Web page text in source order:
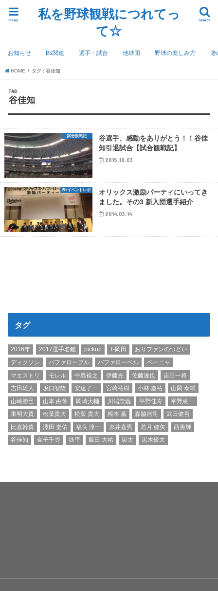
私を野球観戦につれてっ
て☆
search
menu
お知らせ Bs関連 選手・試合 他球団 野球の楽しみ方 そ
HOME タグ : 谷佳知
TAG
谷佳知
試合観戦記
谷選手、感動をありがとう！！谷佳
知引退試合【試合観戦記】
2015.10.03
Bsイベントレポ
オリックス激励パーティにいってき
ました。その3 新入団選手紹介
2014.03.14
タグ
2016年 2017選手名鑑 pickup T-岡田
おりファンのつどい
ディクソン
バファローブル バファローベル
ペーニャ
マエストリ
モレル 中島裕之 伊藤光 佐藤達也
吉田一将
吉田雄人
坂口智隆 安達了一 宮崎祐樹 小林 慶祐
山岡 泰輔
山崎勝己
山本 由伸 岡崎大輔 川端崇義 平野佳寿
平野恵一
東明大貴
松葉貴大 松葉 貴大 根本 薫 森脇浩司
武田健吾
比嘉幹貴
澤田 圭佑 福良 淳一 糸井嘉男 若月 健矢
西勇輝
谷佳知
金子千尋 鉄平 飯田 大祐 駿太 黒木優太